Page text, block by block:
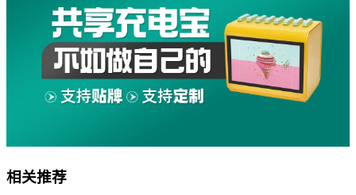
相关推荐